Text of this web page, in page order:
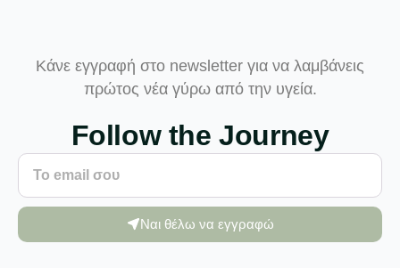
Κάνε εγγραφή στο newsletter για να λαμβάνεις
πρώτος νέα γύρω από την υγεία.
Follow the Journey
Ναι θέλω να εγγραφώ